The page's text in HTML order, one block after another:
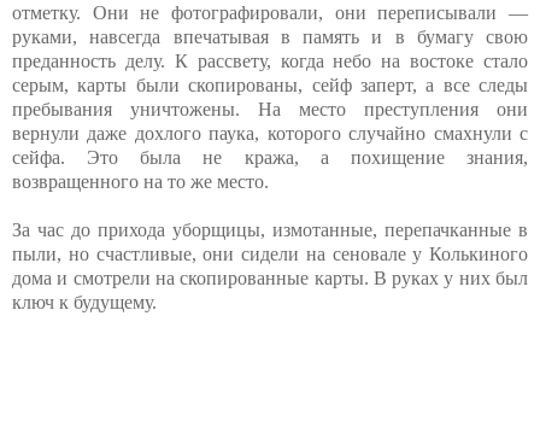
отметку. Они не фотографировали, они переписывали —
руками, навсегда впечатывая в память и в бумагу свою
преданность делу. К рассвету, когда небо на востоке стало
серым, карты были скопированы, сейф заперт, а все следы
пребывания уничтожены. На место преступления они
вернули даже дохлого паука, которого случайно смахнули с
сейфа. Это была не кража, а похищение знания,
возвращенного на то же место.
За час до прихода уборщицы, измотанные, перепачканные в
пыли, но счастливые, они сидели на сеновале у Колькиного
дома и смотрели на скопированные карты. В руках у них был
ключ к будущему.